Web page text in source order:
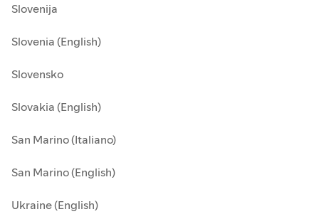
Slovenija
Slovenia (English)
Slovensko
Slovakia (English)
San Marino (Italiano)
San Marino (English)
Ukraine (English)